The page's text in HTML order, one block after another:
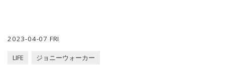
2023-04-07 FRI
LIFE
ジョニーウォーカー